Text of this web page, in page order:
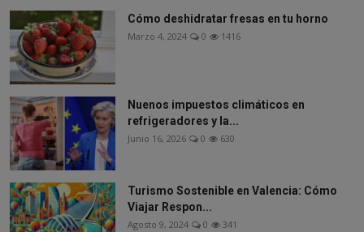
Cómo deshidratar fresas en tu horno
Marzo 4, 2024 0 1416
Nuenos impuestos climáticos en
refrigeradores y la...
Junio 16, 2026 0 630
Turismo Sostenible en Valencia: Cómo
Viajar Respon...
Agosto 9, 2024 0 341